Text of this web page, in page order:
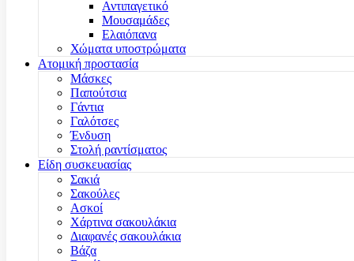
Αντιπαγετικό
Μουσαμάδες
Ελαιόπανα
Χώματα υποστρώματα
Ατομική προστασία
Μάσκες
Παπούτσια
Γάντια
Γαλότσες
Ένδυση
Στολή ραντίσματος
Είδη συσκευασίας
Σακιά
Σακούλες
Ασκοί
Χάρτινα σακουλάκια
Διαφανές σακουλάκια
Βάζα